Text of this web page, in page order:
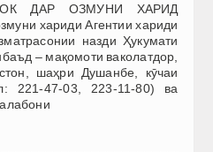
ДАР ОЗМУНИ ХАРИД
хариди Агентии хариди
назди Ҳукумати
– мақомоти ваколатдор,
шаҳри Душанбе, кӯчаи
221-47-03, 223-11-80) ва